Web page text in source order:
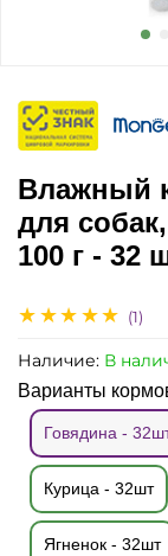
(1)
Наличие: В
Влажный
для
100 г - 32
Варианты
Говядина -
Курица - 32шт
Ягненок - 32шт